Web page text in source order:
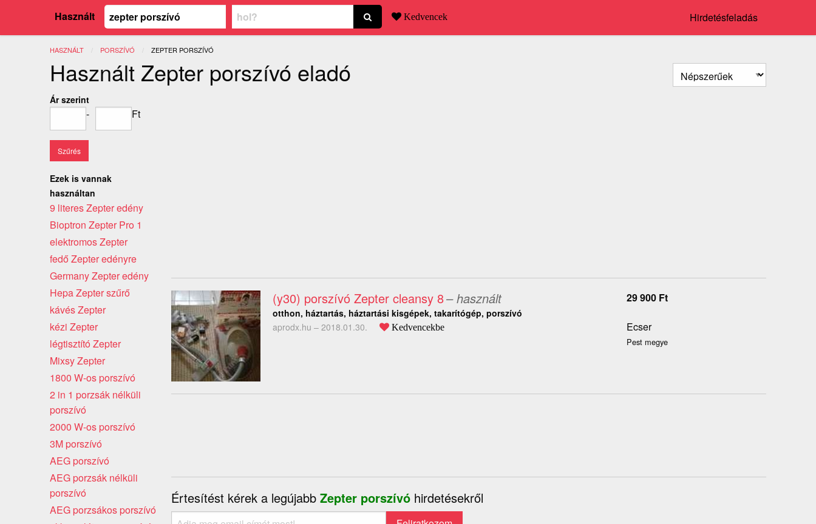
Használt Kedvencek Hirdetésfeladás
HASZNÁLT PORSZÍVÓ JELENLEGI:
ZEPTER PORSZÍVÓ
Használt Zepter porszívó eladó
(y30) porszívó Zepter cleansy 8– használt
otthon, háztartás, háztartási kisgépek, takarítógép, porszívó
aprodx.hu – 2018.01.30. Kedvencekbe
29 900 Ft
Ecser
Pest megye
Értesítést kérek a legújabb Zepter porszívó hirdetésekről
Ár szerint
- Ft
Ezek is vannak
használtan
9 literes Zepter edény
Bioptron Zepter Pro 1
elektromos Zepter
fedő Zepter edényre
Germany Zepter edény
Hepa Zepter szűrő
kávés Zepter
kézi Zepter
légtisztító Zepter
Mixsy Zepter
1800 W-os porszívó
2 in 1 porzsák nélküli
porszívó
2000 W-os porszívó
3M porszívó
AEG porszívó
AEG porzsák nélküli
porszívó
AEG porzsákos porszívó